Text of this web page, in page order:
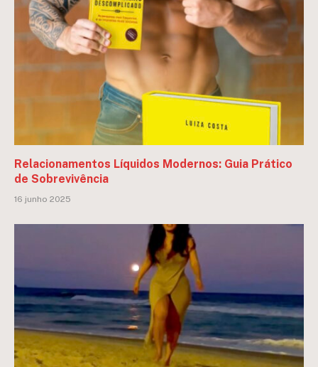
Relacionamentos Líquidos Modernos: Guia Prático
de Sobrevivência
16 junho 2025